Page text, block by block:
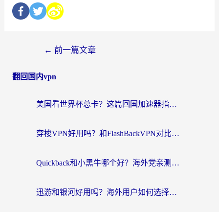
← 前一篇文章
翻回国内vpn
美国看世界杯总卡？这篇回国加速器指南帮你无缝刷国内资源（附苹果手机VPN设置步骤）
穿梭VPN好用吗？和FlashBackVPN对比哪个回国效果更好？
Quickback和小黑牛哪个好？海外党亲测指南，选对回国加速器秒回国内
迅游和银河好用吗？海外用户如何选择回国加速器实现无缝访问国内资源